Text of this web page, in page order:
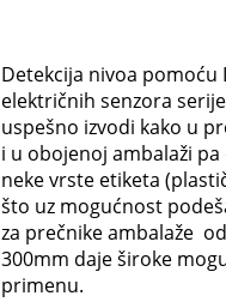
Detekcija nivoa pomoću
električnih senzora
uspešno izvodi kako u
i u obojenoj ambalaži pa
neke vrste etiketa
što uz mogućnost
za prečnike ambalaže
300mm daje široke
primenu.